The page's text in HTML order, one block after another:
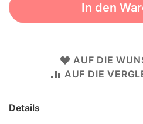
In den
AUF DIE
AUF DIE
Details